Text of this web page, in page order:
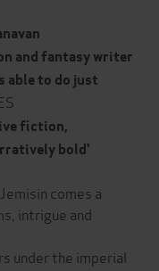
and fantasy writer
able to do just
fiction,
bold'
comes a
intrigue and
under the imperial